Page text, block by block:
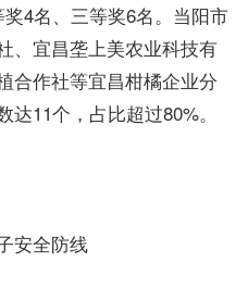
4名、三等奖6名。当阳市
、宜昌垄上美农业科技有
合作社等宜昌柑橘企业分
11个，占比超过80%。
安全防线